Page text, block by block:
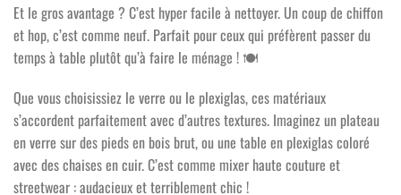
Et le gros avantage ? C’est hyper facile à nettoyer. Un coup de chiffon
et hop, c’est comme neuf. Parfait pour ceux qui préfèrent passer du
temps à table plutôt qu’à faire le ménage ! 🍽️
Que vous choisissiez le verre ou le plexiglas, ces matériaux
s’accordent parfaitement avec d’autres textures. Imaginez un plateau
en verre sur des pieds en bois brut, ou une table en plexiglas coloré
avec des chaises en cuir. C’est comme mixer haute couture et
streetwear : audacieux et terriblement chic !